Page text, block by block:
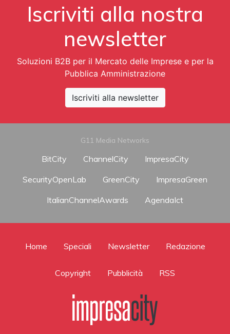
Iscriviti alla nostra
newsletter
Soluzioni B2B per il Mercato delle Imprese e per la
Pubblica Amministrazione
Iscriviti alla newsletter
G11 Media Networks
BitCity ChannelCity
ImpresaCity
SecurityOpenLab
GreenCity
ImpresaGreen
ItalianChannelAwards
AgendaIct
Home Speciali Newsletter Redazione
Copyright Pubblicità RSS